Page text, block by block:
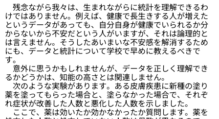
残念ながら我々は、生まれながらに統計を理解できるわ
けではありません。例えば、健康で長生きする人が増えた
というデータがあっても、自分自身が健康でいられるか分
からないから不安だという人がいますが、それは論理的と
は言えません。そうしたあいまいな不安感を解消するため
にも、データと統計について学校で早めに教えるべきで
す。
意外に思うかもしれませんが、データを正しく理解でき
るかどうかは、知能の高さとは関連しません。
次のような実験があります。ある皮膚疾患に新種の塗り
薬を塗ってもらった場合と、塗らなかった場合で、それぞ
れ症状が改善した人数と悪化した人数を示しました。
ここで、薬は効いたか効かなかったか質問します。薬を